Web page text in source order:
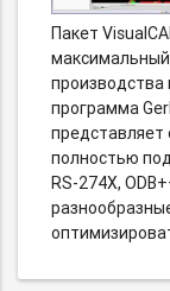
Пакет
производства
программа
представляет
полностью
RS-274X,